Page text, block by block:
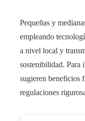
Pequeñas y
empleando
a nivel local y
sostenibilidad. Para
sugieren beneficios
regulaciones